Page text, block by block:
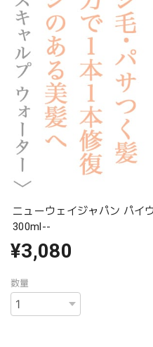
ニューウェイジャパン パイ
300ml--
¥3,080
数量